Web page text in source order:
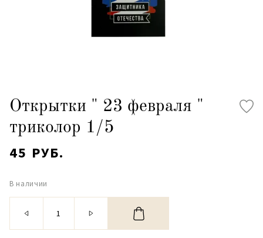
Открытки " 23 февраля "
триколор 1/5
45 РУБ.
В наличии